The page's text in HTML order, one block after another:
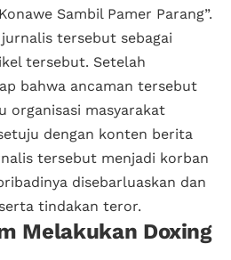
Sambil Pamer Parang”.
tersebut sebagai
tersebut. Setelah
bahwa ancaman tersebut
organisasi masyarakat
dengan konten berita
tersebut menjadi korban
disebarluaskan dan
tindakan teror.
Melakukan Doxing